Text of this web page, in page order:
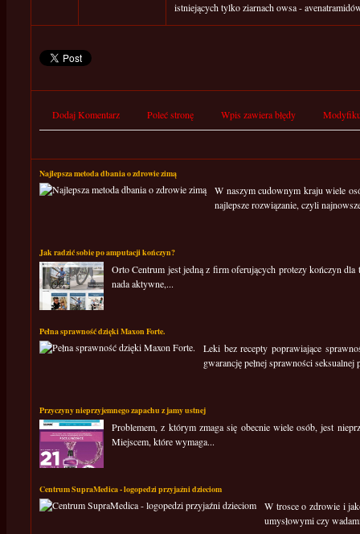
istniejących tylko ziarnach owsa -
Dodaj Komentarz Poleć stronę Wpis zawiera błędy
Najlepsza metoda dbania o zdrowie zimą
W naszym cudownym kraju wiele
najlepsze rozwiązanie, czyli
Jak radzić sobie po amputacji kończyn?
Orto Centrum jest jedną z firm oferujących protezy kończyn
nada aktywne,...
Pełna sprawność dzięki Maxon Forte.
Leki bez recepty poprawiające
gwarancję pełnej sprawności
Przyczyny nieprzyjemnego zapachu z jamy ustnej
Problemem, z którym zmaga się obecnie wiele osób, jest
Miejscem, które wymaga...
Centrum SupraMedica - logopedzi przyjaźni dzieciom
W trosce o zdrowie i
umysłowymi czy